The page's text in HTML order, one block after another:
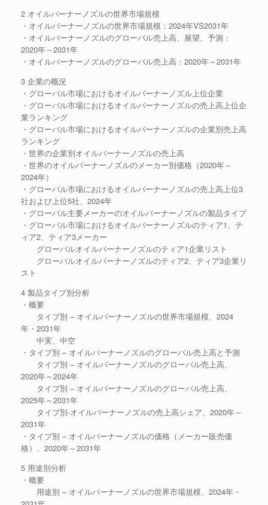
2 オイルバーナーノズルの世界市場規模
・オイルバーナーノズルの世界市場規模：2024年VS2031年
・オイルバーナーノズルのグローバル売上高、展望、予測：
2020年～2031年
・オイルバーナーノズルのグローバル売上高：2020年～2031年
3 企業の概況
・グローバル市場におけるオイルバーナーノズル上位企業
・グローバル市場におけるオイルバーナーノズルの売上高上位企
業ランキング
・グローバル市場におけるオイルバーナーノズルの企業別売上高
ランキング
・世界の企業別オイルバーナーノズルの売上高
・世界のオイルバーナーノズルのメーカー別価格（2020年～
2024年）
・グローバル市場におけるオイルバーナーノズルの売上高上位3
社および上位5社、2024年
・グローバル主要メーカーのオイルバーナーノズルの製品タイプ
・グローバル市場におけるオイルバーナーノズルのティア1、テ
ィア2、ティア3メーカー
グローバルオイルバーナーノズルのティア1企業リスト
グローバルオイルバーナーノズルのティア2、ティア3企業リ
スト
4 製品タイプ別分析
・概要
タイプ別 – オイルバーナーノズルの世界市場規模、2024
年・2031年
中実、中空
・タイプ別 – オイルバーナーノズルのグローバル売上高と予測
タイプ別 – オイルバーナーノズルのグローバル売上高、
2020年～2024年
タイプ別 – オイルバーナーノズルのグローバル売上高、
2025年～2031年
タイプ別-オイルバーナーノズルの売上高シェア、2020年～
2031年
・タイプ別 – オイルバーナーノズルの価格（メーカー販売価
格）、2020年～2031年
5 用途別分析
・概要
用途別 – オイルバーナーノズルの世界市場規模、2024年・